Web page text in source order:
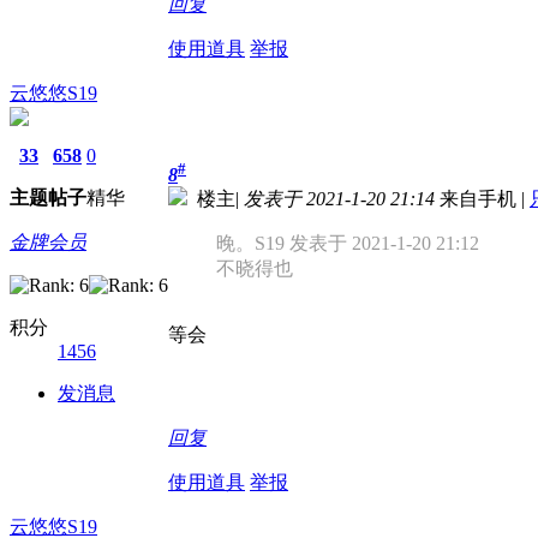
使用道具 举报
云悠悠S19
33
主题
658
帖子
0
精华
金牌会员
积分
1456
发消息
8#
楼主| 发表于 2021-1-20 21:14 来自手机 |
晚。S19 发表于 2021-1-20 21:12
不晓得也
等会
回复
使用道具 举报
云悠悠S19